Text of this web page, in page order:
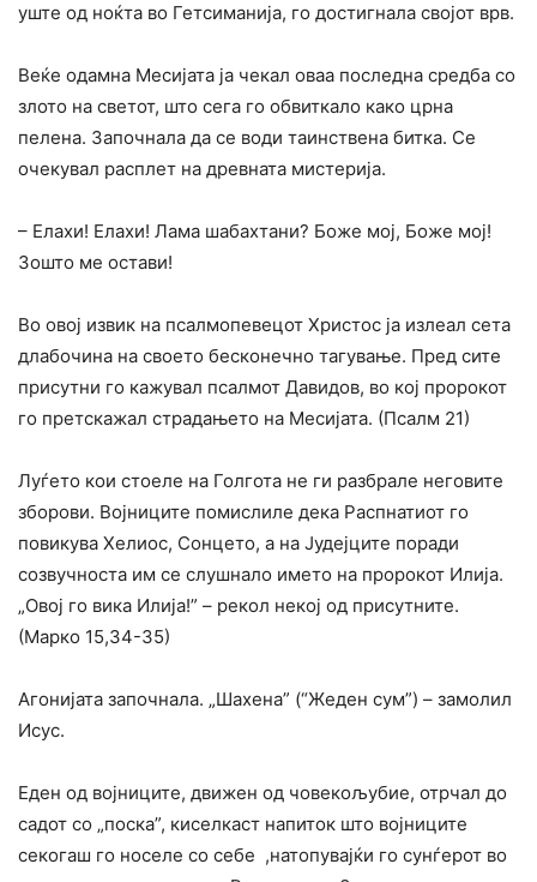
уште од ноќта во Гетсиманија, го достигнала својот врв.
Веќе одамна Месијата ја чекал оваа последна средба co
злото на светот, што сега го обвиткало како црна
пелена. Започнала да се води таинствена битка. Се
очекувал расплет на древната мистерија.
– Елахи! Елахи! Лама шабахтани? Боже мој, Боже мој!
Зошто ме остави!
Bo овој извик на псалмопевецот Христос ја излеал сета
длабочина на своето бесконечно тагување. Пред сите
присутни го кажувал псалмот Давидов, во кој пророкот
го претскажал страдањето на Месијата. (Псалм 21)
Луѓето кои стоеле на Голгота не ги разбрале неговите
зборови. Војниците помислиле дека Распнатиот го
повикува Хелиос, Сонцето, а на Јудејците поради
созвучноста им се слушнало името на пророкот Илија.
„Овој го вика Илиja!” – рекол некој од присутните.
(Марко 15,34-35)
Агонијата започнала. „Шахенa” (“Жеден сум”) – замолил
Исус.
Еден од војниците, движен од човекољубие, отрчал до
садот co „поска”, киселкаст напиток што војниците
секогаш го носеле co себе ,натопувајќи го сунѓерот во